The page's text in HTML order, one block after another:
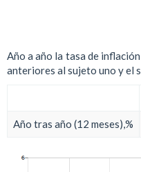
Año a año la tasa de
anteriores al sujeto uno y el
Año tras año (12 meses),%